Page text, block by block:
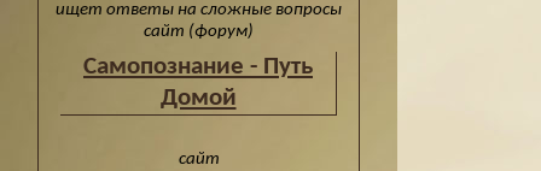
ищет ответы на сложные вопросы
сайт (форум)
Cамопознание - Путь
Домой
сайт